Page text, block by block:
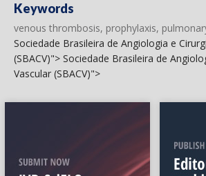
Keywords
venous thrombosis, prophylaxis,
Sociedade Brasileira de Angiologia e
(SBACV)"> Sociedade Brasileira de
Vascular (SBACV)">